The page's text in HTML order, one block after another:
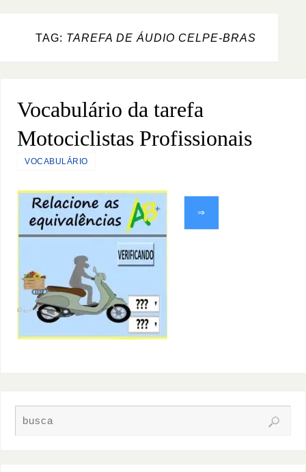
TAG: TAREFA DE ÁUDIO CELPE-BRAS
Vocabulário da tarefa
Motociclistas Profissionais
VOCABULÁRIO
⇒